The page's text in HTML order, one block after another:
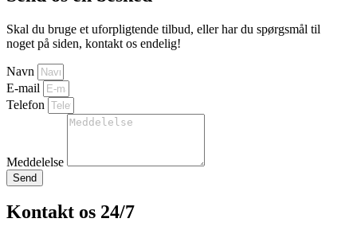
Skal du bruge et uforpligtende tilbud, eller har du spørgsmål til
noget på siden, kontakt os endelig!
Navn
E-mail
Telefon
Meddelelse
Send
Kontakt os 24/7